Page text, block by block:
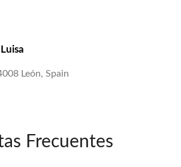
León, Spain
Frecuentes